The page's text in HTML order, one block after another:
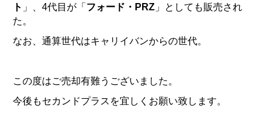
ト 」、4代目が「 フォード・PRZ 」としても販売され
た。
なお、通算世代はキャリイバンからの世代。
この度はご売却有難うございました。
今後もセカンドプラスを宜しくお願い致します。